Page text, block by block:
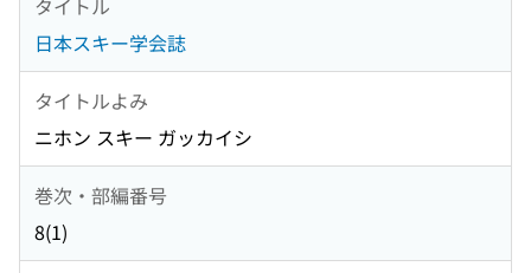
日本スキー学会誌
タイトルよみ
ニホン スキー ガッカイシ
巻次・部編番号
8(1)